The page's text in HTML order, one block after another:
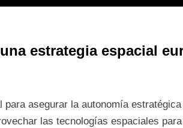
estrategia espacial
asegurar la autonomía
las tecnologías espaciales